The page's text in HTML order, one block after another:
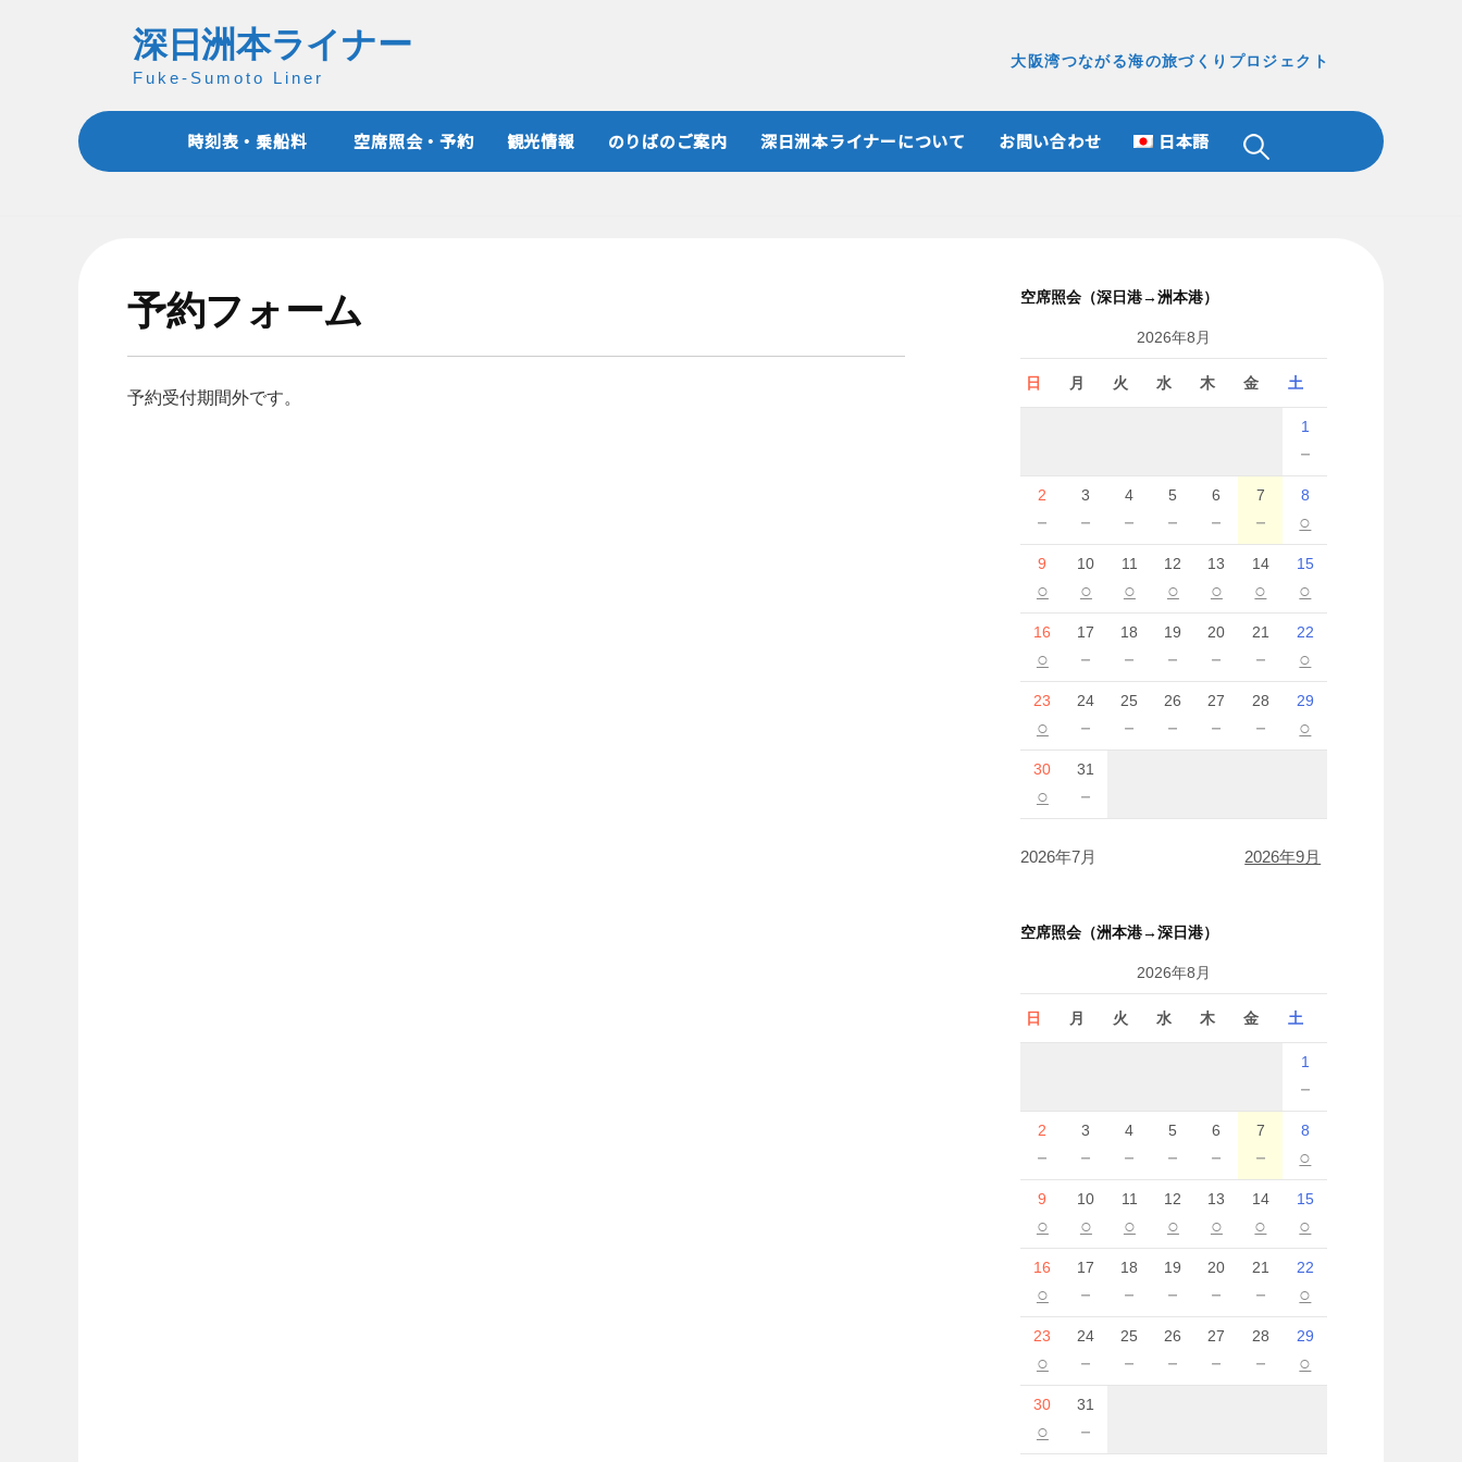
深日洲本ライナー
Fuke-Sumoto Liner
大阪湾つながる海の旅づくりプロジェクト
時刻表・乗船料 空席照会・予約 観光情報 のりばのご案内 深日洲本ライナーについて お問い合わせ 日本語
検
予約フォーム
予約受付期間外です。
空席照会（深日港→洲本港）
2026年8月
日 月 火 水 木 金 土
1
－
2
－
3
－
4
－
5
－
6
－
7
－
8
○
9
○
10
○
11
○
12
○
13
○
14
○
15
○
16
○
17
－
18
－
19
－
20
－
21
－
22
○
23
○
24
－
25
－
26
－
27
－
28
－
29
○
30
○
31
－
2026年7月 2026年9月
空席照会（洲本港→深日港）
2026年8月
日 月 火 水 木 金 土
1
－
2
－
3
－
4
－
5
－
6
－
7
－
8
○
9
○
10
○
11
○
12
○
13
○
14
○
15
○
16
○
17
－
18
－
19
－
20
－
21
－
22
○
23
○
24
－
25
－
26
－
27
－
28
－
29
○
30
○
31
－